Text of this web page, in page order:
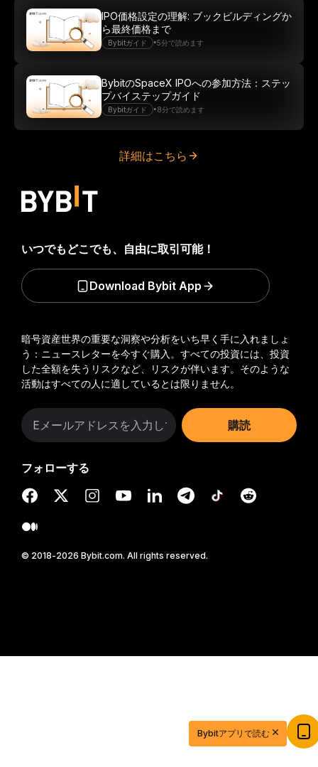
Bybitガイド •5分で読めます
IPO価格設定の理解: ブックビルディングか
ら最終価格まで
Bybitガイド •8分で読めます
BybitのSpaceX IPOへの参加方法：ステッ
プバイステップガイド
詳細はこちら
暗号資産世界の重要な洞察や分析をいち早く手に入れましょ
う：ニュースレターを今すぐ購入。 すべての投資には、投資
した全額を失うリスクなど、リスクが伴います。そのような
活動はすべての人に適しているとは限りません。
購読
フォローする
© 2018-2026 Bybit.com. All rights reserved.
いつでもどこでも、自由に取引可能！
Download Bybit App
20ドル相当の特典ゲットで取引を始めよう
新規登録＆取引で20ドル相当の獲得チャンス！Bybitアプリで読む